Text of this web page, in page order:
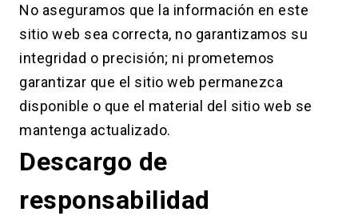
No aseguramos que la información en este
sitio web sea correcta, no garantizamos su
integridad o precisión; ni prometemos
garantizar que el sitio web permanezca
disponible o que el material del sitio web se
mantenga actualizado.
Descargo de
responsabilidad